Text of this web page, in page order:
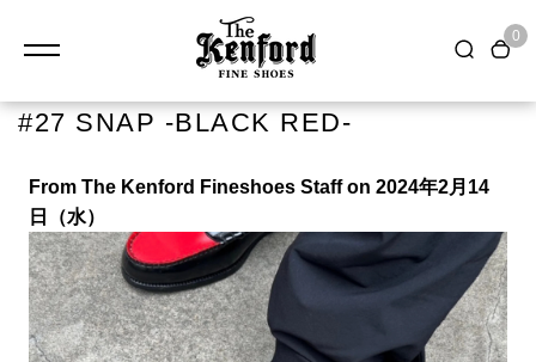
0
#27 SNAP -BLACK RED-
From The Kenford Fineshoes Staff on 2024年2月14
日（水）